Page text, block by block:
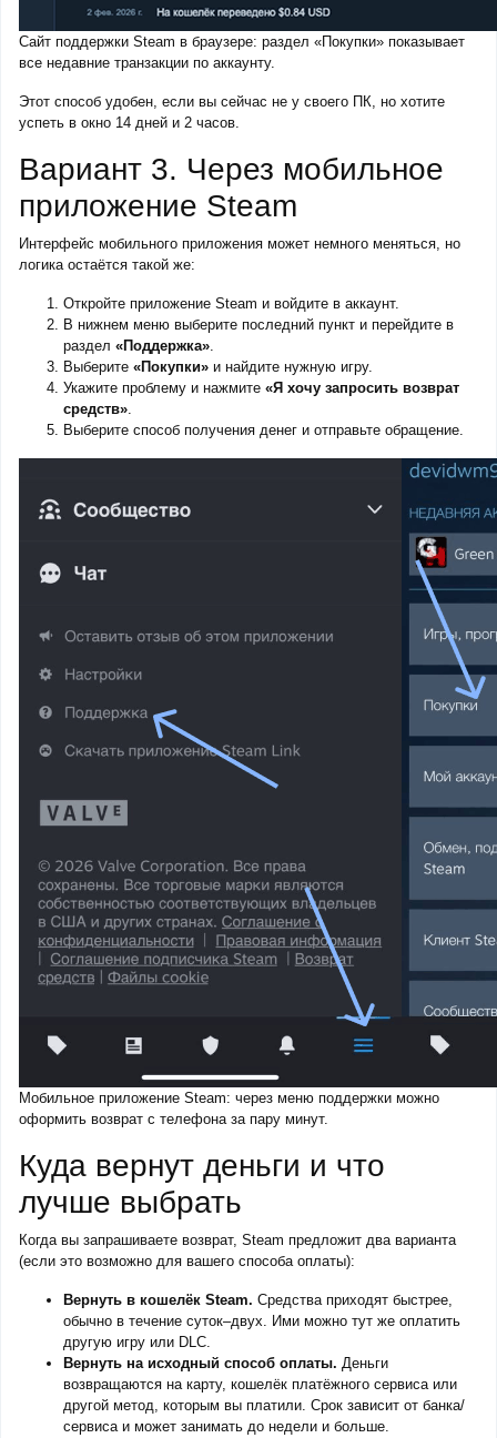
Сайт поддержки Steam в браузере: раздел «Покупки» показывает
все недавние транзакции по аккаунту.
Этот способ удобен, если вы сейчас не у своего ПК, но хотите
успеть в окно 14 дней и 2 часов.
Вариант 3. Через мобильное
приложение Steam
Интерфейс мобильного приложения может немного меняться, но
логика остаётся такой же:
Откройте приложение Steam и войдите в аккаунт.
В нижнем меню выберите последний пункт и перейдите в
раздел «Поддержка».
Выберите «Покупки» и найдите нужную игру.
Укажите проблему и нажмите «Я хочу запросить возврат
средств».
Выберите способ получения денег и отправьте обращение.
Мобильное приложение Steam: через меню поддержки можно
оформить возврат с телефона за пару минут.
Куда вернут деньги и что
лучше выбрать
Когда вы запрашиваете возврат, Steam предложит два варианта
(если это возможно для вашего способа оплаты):
Вернуть в кошелёк Steam. Средства приходят быстрее,
обычно в течение суток–двух. Ими можно тут же оплатить
другую игру или DLC.
Вернуть на исходный способ оплаты. Деньги
возвращаются на карту, кошелёк платёжного сервиса или
другой метод, которым вы платили. Срок зависит от банка/
сервиса и может занимать до недели и больше.